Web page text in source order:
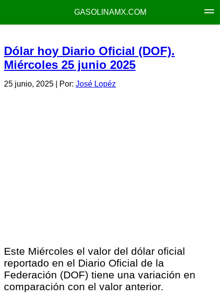
GASOLINAMX.COM
Dólar hoy Diario Oficial (DOF).
Miércoles 25 junio 2025
25 junio, 2025 | Por: José Lopéz
Este Miércoles el valor del dólar oficial
reportado en el Diario Oficial de la
Federación (DOF) tiene una variación en
comparación con el valor anterior.